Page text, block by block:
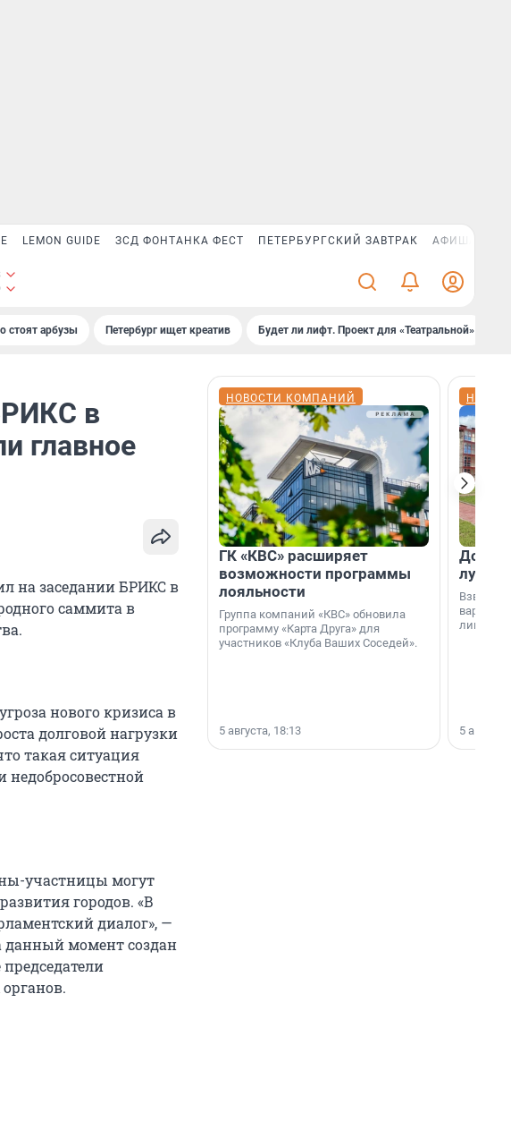
LEMON GUIDE ЗСД ФОНТАНКА ФЕСТ ПЕТЕРБУРГСКИЙ ЗАВТРАК АФИША PLUS
стоят арбузы Петербург ищет креатив Будет ли лифт. Проект для «Театральной»
в
главное
на заседании БРИКС в
саммита в
нового кризиса в
долговой нагрузки
такая ситуация
недобросовестной
участницы могут
городов. «В
диалог», —
данный момент создан
председатели
НОВОСТИ КОМПАНИЙ
ГК «КВС» расширяет
возможности программы
лояльности
Группа компаний «КВС» обновила
программу «Карта Друга» для
участников «Клуба Ваших Соседей».
5 августа, 18:13
Дом
лучше
лишнего
5